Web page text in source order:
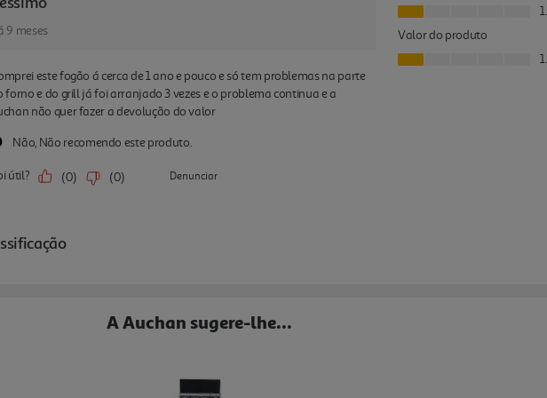
A Auchan sugere-lhe...